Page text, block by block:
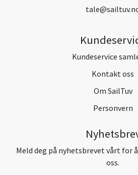
Kundeservice
Kontakt oss
Om SailTuv
Personvern
Meld deg på nyhetsbrevet vårt for
oss.